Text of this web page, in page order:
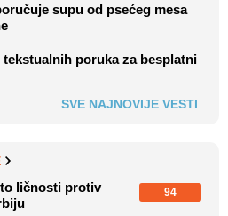
supu od psećeg mesa
poruka za besplatni
SVE NAJNOVIJE VESTI
ličnosti protiv
94